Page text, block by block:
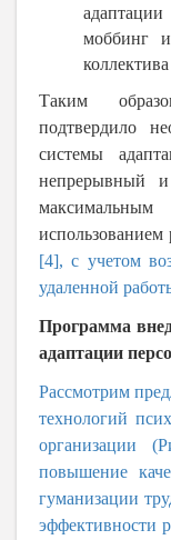
моббинг
Таким
подтвердило
системы
непрерывный
[4], с учетом
удаленной
Программа
адаптации
Рассмотрим
технологий
организации
повышение
гуманизации
эффективности